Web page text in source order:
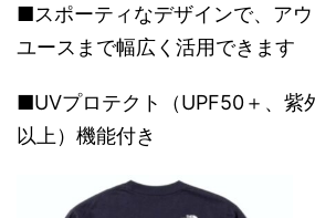
■スポーティなデザインで、ア
ユースまで幅広く活用できます
■UVプロテクト（UPF50＋、紫
以上）機能付き